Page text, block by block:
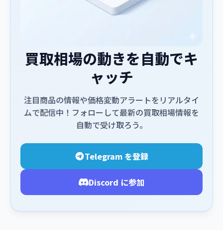
買取相場の動きを自動でキ
ャッチ
注目商品の情報や価格変動アラートをリアルタイ
ムで配信中！フォローして最新の買取相場情報を
自動で受け取ろう。
Telegram を登録
Discord に参加